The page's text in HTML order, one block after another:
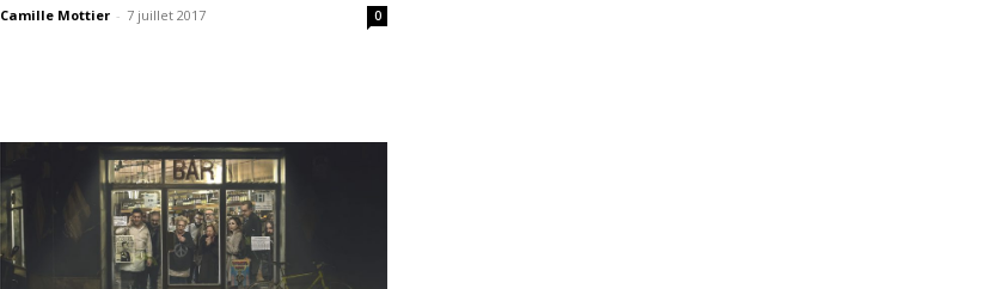
Camille Mottier - 7 juillet 2017 0